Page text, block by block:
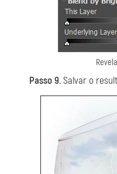
Passo 9.Salvar o